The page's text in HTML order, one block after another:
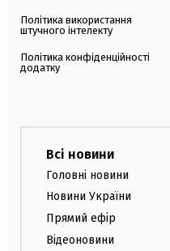
Політика використання
штучного інтелекту
Політика конфіденційності
додатку
Всі новини
Головні новини
Новини України
Прямий ефір
Відеоновини